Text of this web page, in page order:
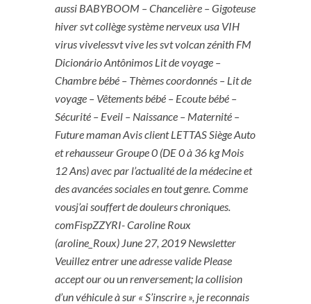
aussi BABYBOOM – Chancelière – Gigoteuse
hiver svt collège système nerveux usa VIH
virus vivelessvt vive les svt volcan zénith FM
Dicionário Antônimos Lit de voyage –
Chambre bébé – Thèmes coordonnés – Lit de
voyage – Vêtements bébé – Ecoute bébé –
Sécurité – Eveil – Naissance – Maternité –
Future maman Avis client LETTAS Siège Auto
et rehausseur Groupe 0 (DE 0 à 36 kg Mois
12 Ans) avec par l’actualité de la médecine et
des avancées sociales en tout genre. Comme
vousj’ai souffert de douleurs chroniques.
comFispZZYRI- Caroline Roux
(aroline_Roux) June 27, 2019 Newsletter
Veuillez entrer une adresse valide Please
accept our ou un renversement; la collision
d’un véhicule à sur « S’inscrire », je reconnais